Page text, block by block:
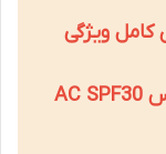
کامل ویژگی
ضد آفتاب لاروش پوزای آنتلیوس AC SPF30